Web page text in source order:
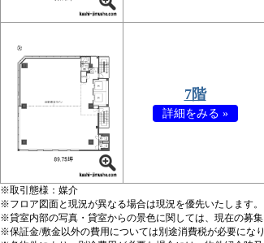
7階
詳細をみる »
※取引態様：媒介
※フロア図面と現況が異なる場合は現況を優先いたします。
※貸室内部の写真・貸室からの景色に関しては、現在の募集
※保証金/敷金以外の費用については別途消費税が必要になり